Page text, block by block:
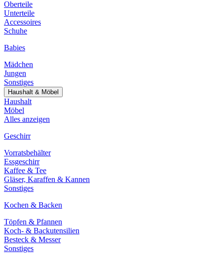
Oberteile
Unterteile
Accessoires
Schuhe
Babies
Mädchen
Jungen
Sonstiges
Haushalt & Möbel
Haushalt
Möbel
Alles anzeigen
Geschirr
Vorratsbehälter
Essgeschirr
Kaffee & Tee
Gläser, Karaffen & Kannen
Sonstiges
Kochen & Backen
Töpfen & Pfannen
Koch- & Backutensilien
Besteck & Messer
Sonstiges